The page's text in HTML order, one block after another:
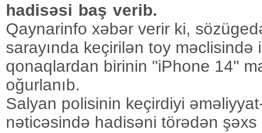
hadisəsi baş verib.
Qaynarinfo xəbər verir ki,
sarayında keçirilən toy məclisində
qonaqlardan birinin "iPhone 14"
oğurlanıb.
Salyan polisinin keçirdiyi
nəticəsində hadisəni törədən